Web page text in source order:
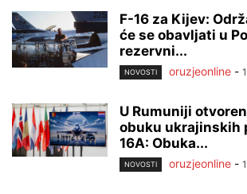
F-16 za Kijev:
će se obavljati u
rezervni...
NOVOSTI oruzjeonline -
U Rumuniji
obuku ukrajinskih
16A: Obuka...
NOVOSTI oruzjeonline -